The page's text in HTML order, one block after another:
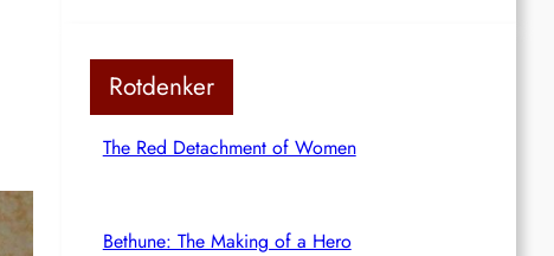
Rotdenker
The Red Detachment of Women
Bethune: The Making of a Hero